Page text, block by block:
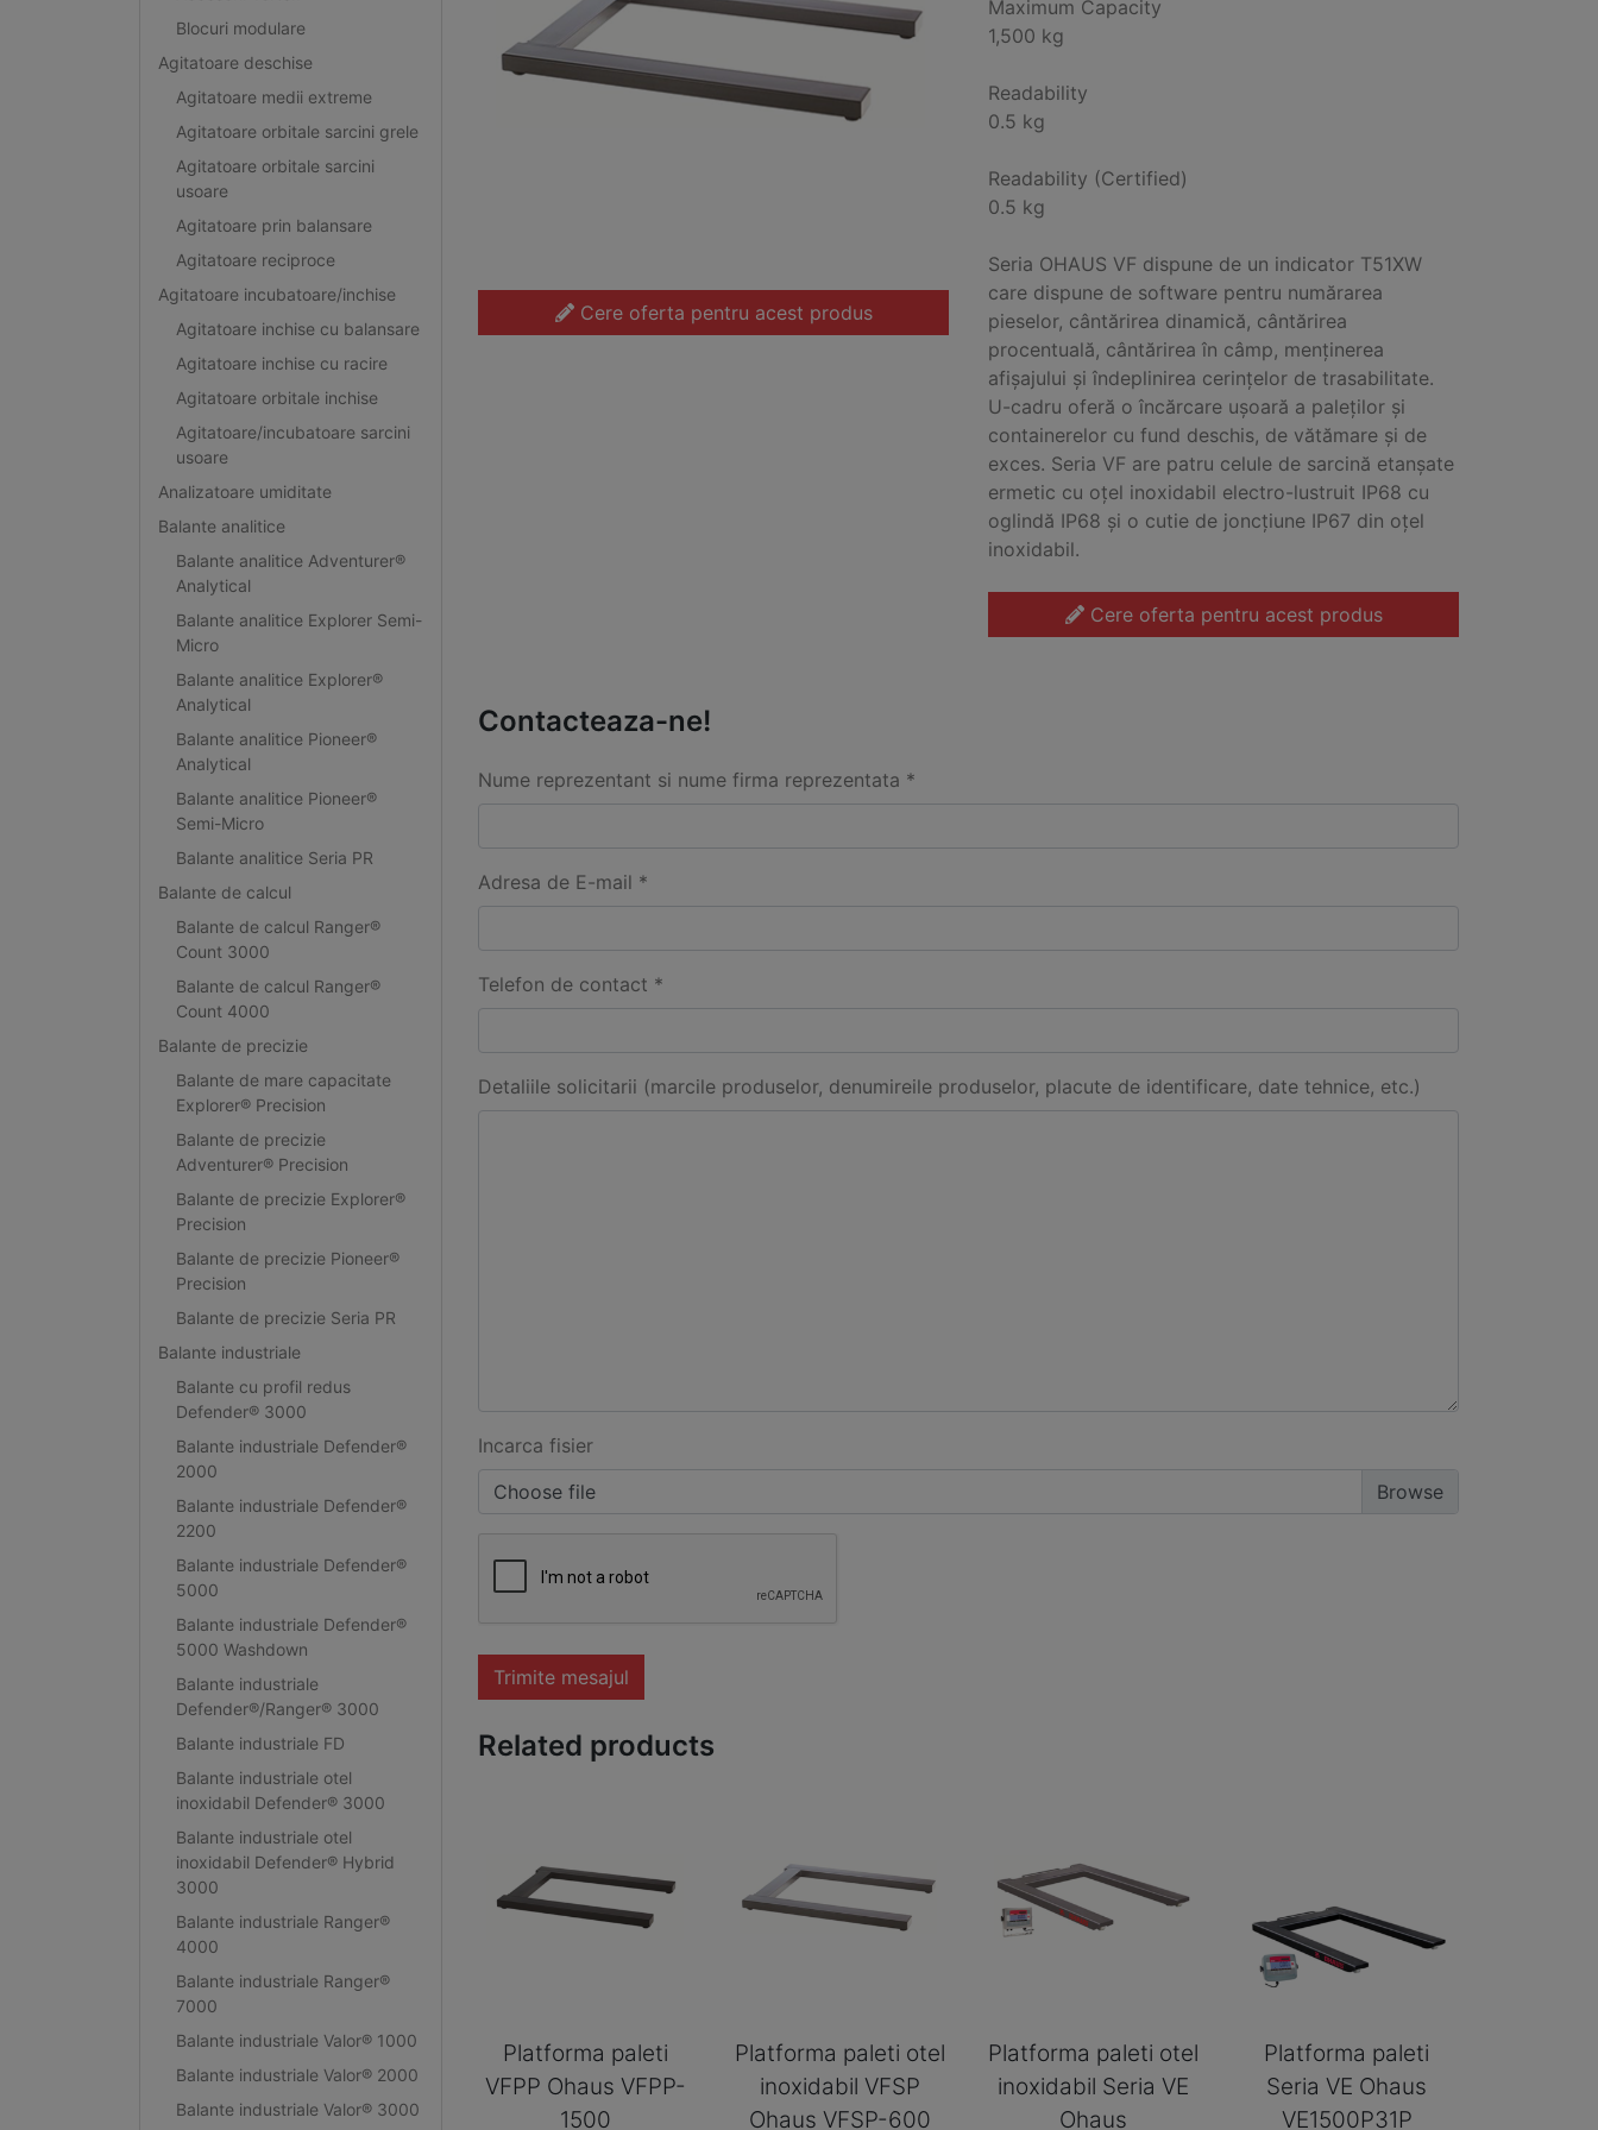
Blocuri modulare
Agitatoare deschise
Agitatoare medii extreme
Agitatoare orbitale sarcini grele
Agitatoare orbitale sarcini
usoare
Agitatoare prin balansare
Agitatoare reciproce
Agitatoare incubatoare/inchise
Agitatoare inchise cu balansare
Agitatoare inchise cu racire
Agitatoare orbitale inchise
Agitatoare/incubatoare sarcini
usoare
Analizatoare umiditate
Balante analitice
Balante analitice Adventurer®
Analytical
Balante analitice Explorer Semi-
Micro
Balante analitice Explorer®
Analytical
Balante analitice Pioneer®
Analytical
Balante analitice Pioneer®
Semi-Micro
Balante analitice Seria PR
Balante de calcul
Balante de calcul Ranger®
Count 3000
Balante de calcul Ranger®
Count 4000
Balante de precizie
Balante de mare capacitate
Explorer® Precision
Balante de precizie
Adventurer® Precision
Balante de precizie Explorer®
Precision
Balante de precizie Pioneer®
Precision
Balante de precizie Seria PR
Balante industriale
Balante cu profil redus
Defender® 3000
Balante industriale Defender®
2000
Balante industriale Defender®
2200
Balante industriale Defender®
5000
Balante industriale Defender®
5000 Washdown
Balante industriale
Defender®/Ranger® 3000
Balante industriale FD
Balante industriale otel
inoxidabil Defender® 3000
Balante industriale otel
inoxidabil Defender® Hybrid
3000
Balante industriale Ranger®
4000
Balante industriale Ranger®
7000
Balante industriale Valor® 1000
Balante industriale Valor® 2000
Balante industriale Valor® 3000
Cere oferta pentru acest produs
Maximum Capacity
1,500 kg
Readability
0.5 kg
Readability (Certified)
0.5 kg
Seria OHAUS VF dispune de un indicator T51XW
care dispune de software pentru numărarea
pieselor, cântărirea dinamică, cântărirea
procentuală, cântărirea în câmp, menținerea
afișajului și îndeplinirea cerințelor de trasabilitate.
U-cadru oferă o încărcare ușoară a paleților și
containerelor cu fund deschis, de vătămare și de
exces. Seria VF are patru celule de sarcină etanșate
ermetic cu oțel inoxidabil electro-lustruit IP68 cu
oglindă IP68 și o cutie de joncțiune IP67 din oțel
inoxidabil.
Cere oferta pentru acest produs
Contacteaza-ne!
Nume reprezentant si nume firma reprezentata *
Adresa de E-mail *
Telefon de contact *
Detaliile solicitarii (marcile produselor, denumireile produselor, placute de identificare, date tehnice, etc.)
Incarca fisier
Choose file
Trimite mesajul
Related products
Platforma paleti
VFPP Ohaus VFPP-
1500
Platforma paleti otel
inoxidabil VFSP
Ohaus VFSP-600
Platforma paleti otel
inoxidabil Seria VE
Ohaus
Platforma paleti
Seria VE Ohaus
VE1500P31P